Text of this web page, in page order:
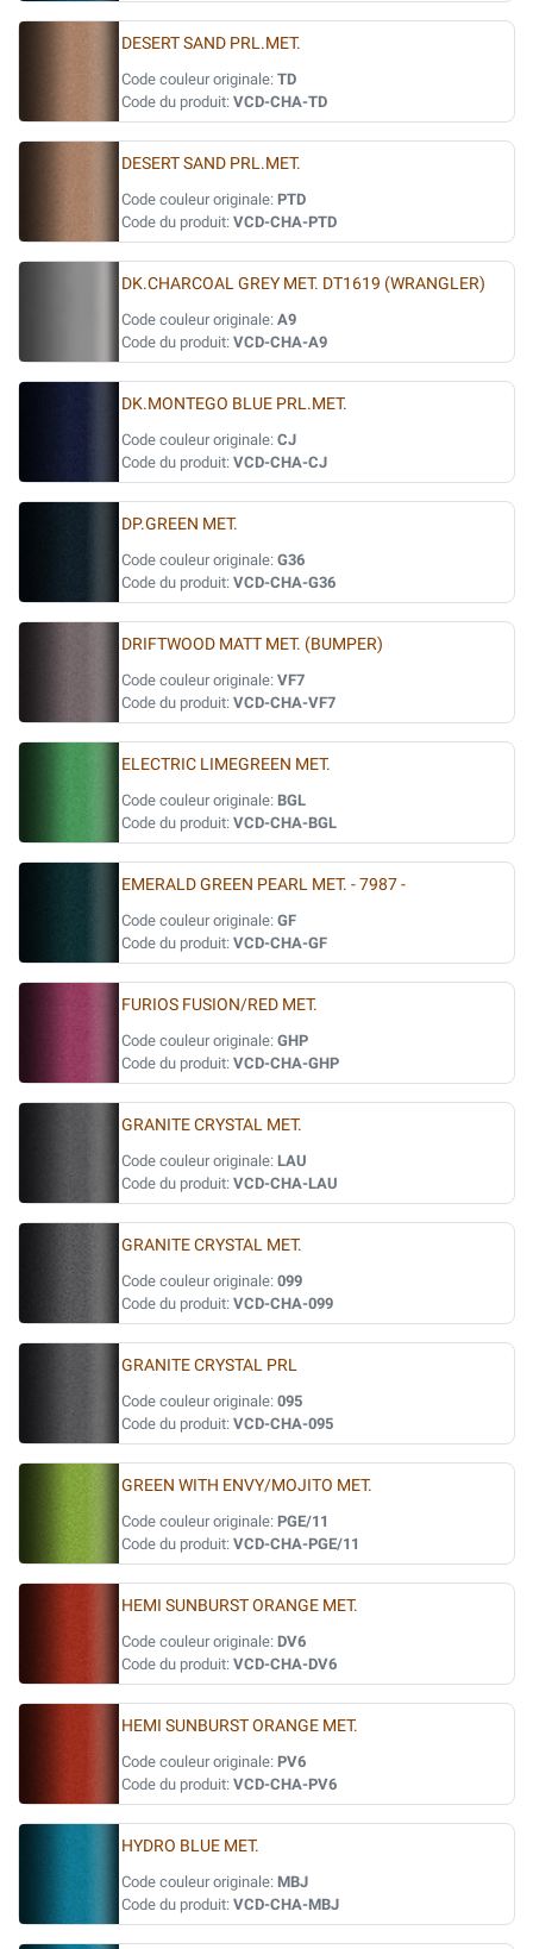
DESERT SAND PRL.MET.
Code couleur originale: TD
Code du produit: VCD-CHA-TD
DESERT SAND PRL.MET.
Code couleur originale: PTD
Code du produit: VCD-CHA-PTD
DK.CHARCOAL GREY MET. DT1619 (WRANGLER)
Code couleur originale: A9
Code du produit: VCD-CHA-A9
DK.MONTEGO BLUE PRL.MET.
Code couleur originale: CJ
Code du produit: VCD-CHA-CJ
DP.GREEN MET.
Code couleur originale: G36
Code du produit: VCD-CHA-G36
DRIFTWOOD MATT MET. (BUMPER)
Code couleur originale: VF7
Code du produit: VCD-CHA-VF7
ELECTRIC LIMEGREEN MET.
Code couleur originale: BGL
Code du produit: VCD-CHA-BGL
EMERALD GREEN PEARL MET. - 7987 -
Code couleur originale: GF
Code du produit: VCD-CHA-GF
FURIOS FUSION/RED MET.
Code couleur originale: GHP
Code du produit: VCD-CHA-GHP
GRANITE CRYSTAL MET.
Code couleur originale: LAU
Code du produit: VCD-CHA-LAU
GRANITE CRYSTAL MET.
Code couleur originale: 099
Code du produit: VCD-CHA-099
GRANITE CRYSTAL PRL
Code couleur originale: 095
Code du produit: VCD-CHA-095
GREEN WITH ENVY/MOJITO MET.
Code couleur originale: PGE/11
Code du produit: VCD-CHA-PGE/11
HEMI SUNBURST ORANGE MET.
Code couleur originale: DV6
Code du produit: VCD-CHA-DV6
HEMI SUNBURST ORANGE MET.
Code couleur originale: PV6
Code du produit: VCD-CHA-PV6
HYDRO BLUE MET.
Code couleur originale: MBJ
Code du produit: VCD-CHA-MBJ